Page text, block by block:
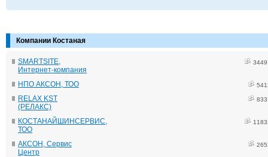
Компании Костаная
SMARTSITE,
Интернет-компания
НПО АКСОН, ТОО
RELAX KST
(РЕЛАКС)
КОСТАНАЙШИНСЕРВИС,
ТОО
АКСОН, Сервис
Центр